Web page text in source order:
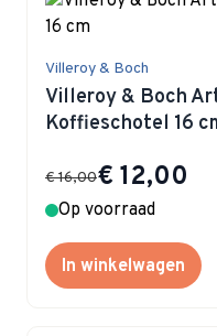
Villeroy & Boch
Villeroy & Boch
Koffieschotel 16
Special Price
€ 12,00
€ 16,00
Op voorraad
In winkelwagen